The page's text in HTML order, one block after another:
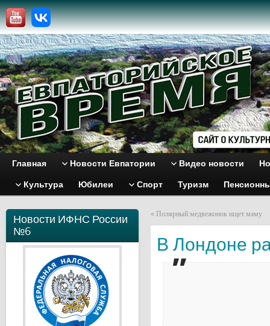
Главная Новости Евпатории Видео новости
Культура Юбилеи Спорт Туризм
Новости ИФНС России
№6
« Полярный медвежонок ищет маму
В Лондоне